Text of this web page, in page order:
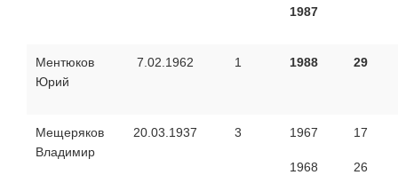
1987
Ментюков
Юрий
7.02.1962 1 1988 29
Мещеряков
Владимир
20.03.1937 3 1967
1968
17
26